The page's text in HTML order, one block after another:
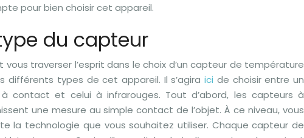
pour bien choisir cet appareil.
du capteur
vous traverser l’esprit dans le choix d’un capteur de température
différents types de cet appareil. Il s’agiraici de choisir entre un
contact et celui à infrarouges. Tout d’abord, les capteurs à
une mesure au simple contact de l’objet. À ce niveau, vous
la technologie que vous souhaitez utiliser. Chaque capteur de